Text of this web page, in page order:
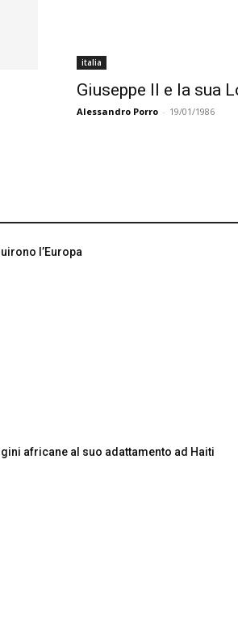
italia
Giuseppe II e la sua
Alessandro Porro - 19/01/1986
l’Europa
africane al suo adattamento ad Haiti